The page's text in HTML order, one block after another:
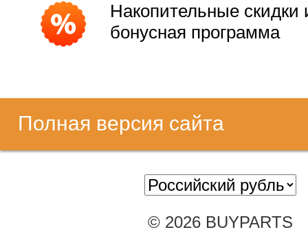
Накопительные скидки
бонусная программа
Полная версия сайта
© 2026 BUYPARTS